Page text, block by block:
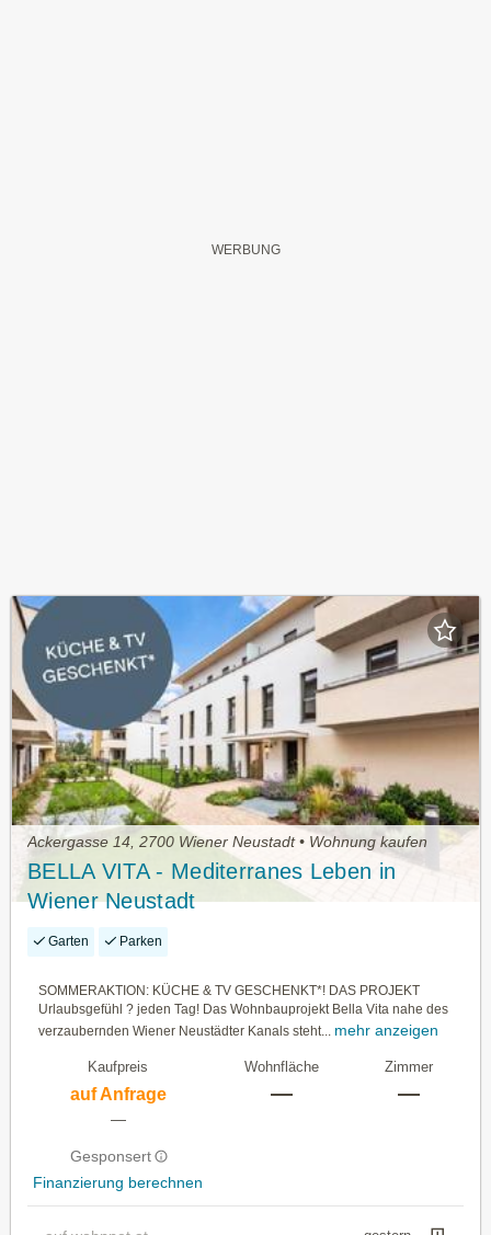
Ackergasse 14, 2700 Wiener Neustadt • Wohnung kaufen
BELLA VITA - Mediterranes Leben in
Wiener Neustadt
Garten Parken
SOMMERAKTION: KÜCHE & TV GESCHENKT*! DAS PROJEKT
Urlaubsgefühl ? jeden Tag! Das Wohnbauprojekt Bella Vita nahe des
verzaubernden Wiener Neustädter Kanals steht... mehr anzeigen
Kaufpreis
auf Anfrage
—
Gesponsert
Finanzierung berechnen
Wohnfläche
—
Zimmer
—